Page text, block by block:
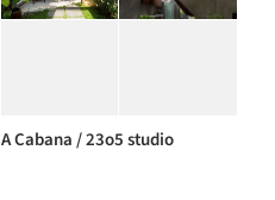
A Cabana / 23o5 studio